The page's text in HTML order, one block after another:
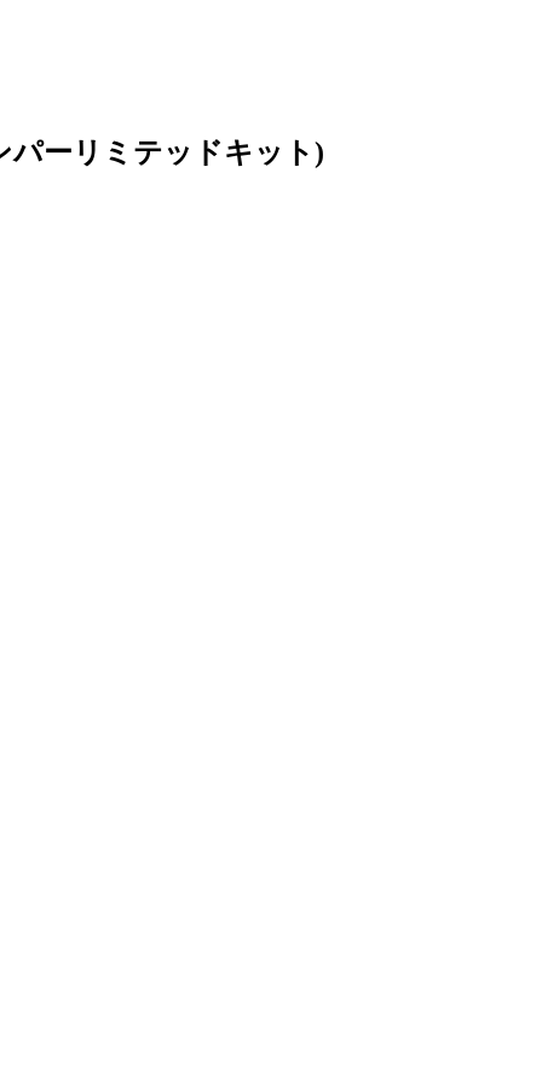
パーリミテッドキット)